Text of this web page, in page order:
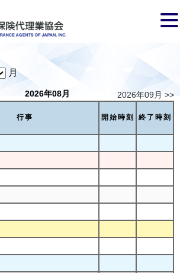
月
2026年09月 >>
2026年08月
行事 開始時刻 終了時刻